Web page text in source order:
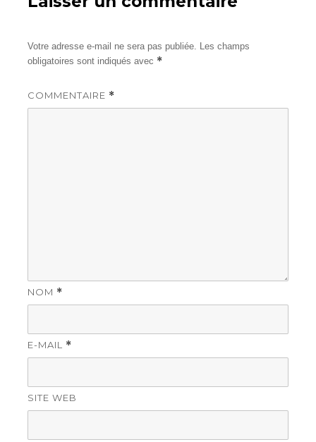
Votre adresse e-mail ne sera pas publiée. Les champs
obligatoires sont indiqués avec *
COMMENTAIRE *
NOM *
E-MAIL *
SITE WEB